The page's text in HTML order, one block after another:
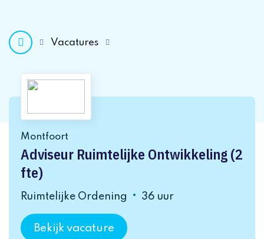
Vacatures
Montfoort
Adviseur Ruimtelijke Ontwikkeling (2
fte)
Ruimtelijke Ordening 36 uur
Bekijk vacature